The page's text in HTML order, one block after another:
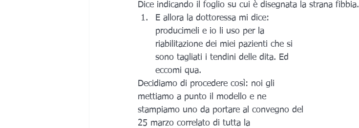
Dice indicando il foglio su cui è disegnata la strana fibbia.
E allora la dottoressa mi dice:
producimeli e io li uso per la
riabilitazione dei miei pazienti che si
sono tagliati i tendini delle dita. Ed
eccomi qua.
Decidiamo di procedere così: noi gli
mettiamo a punto il modello e ne
stampiamo uno da portare al convegno del
25 marzo correlato di tutta la